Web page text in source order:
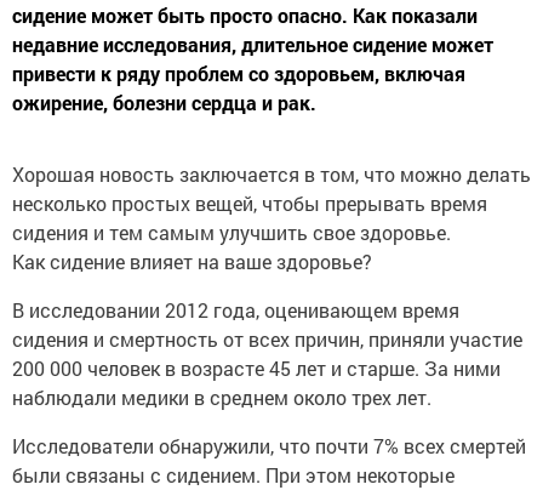
сидение может быть просто опасно. Как показали
недавние исследования, длительное сидение может
привести к ряду проблем со здоровьем, включая
ожирение, болезни сердца и рак.
Хорошая новость заключается в том, что можно делать
несколько простых вещей, чтобы прерывать время
сидения и тем самым улучшить свое здоровье.
Как сидение влияет на ваше здоровье?
В исследовании 2012 года, оценивающем время
сидения и смертность от всех причин, приняли участие
200 000 человек в возрасте 45 лет и старше. За ними
наблюдали медики в среднем около трех лет.
Исследователи обнаружили, что почти 7% всех смертей
были связаны с сидением. При этом некоторые